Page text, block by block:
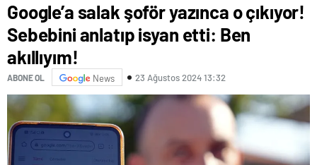
Google’a salak şoför yazınca o çıkıyor!
Sebebini anlatıp isyan etti: Ben
akıllıyım!
ABONE OL News 23 Ağustos 2024 13:32